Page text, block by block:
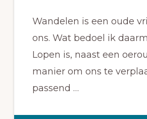
Wandelen is een oude
ons. Wat bedoel ik
Lopen is, naast een
manier om ons te
passend …